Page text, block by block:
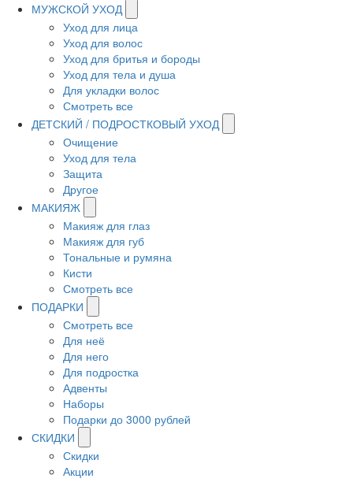
МУЖСКОЙ УХОД
Уход для лица
Уход для волос
Уход для бритья и бороды
Уход для тела и душа
Для укладки волос
Смотреть все
ДЕТСКИЙ / ПОДРОСТКОВЫЙ УХОД
Очищение
Уход для тела
Защита
Другое
МАКИЯЖ
Макияж для глаз
Макияж для губ
Тональные и румяна
Кисти
Смотреть все
ПОДАРКИ
Смотреть все
Для неё
Для него
Для подростка
Адвенты
Наборы
Подарки до 3000 рублей
СКИДКИ
Скидки
Акции